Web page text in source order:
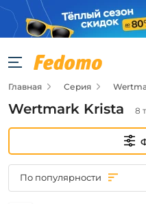
Фильтры
Цена
от
Главная Серия
Wertmark Krista 8
По популярности